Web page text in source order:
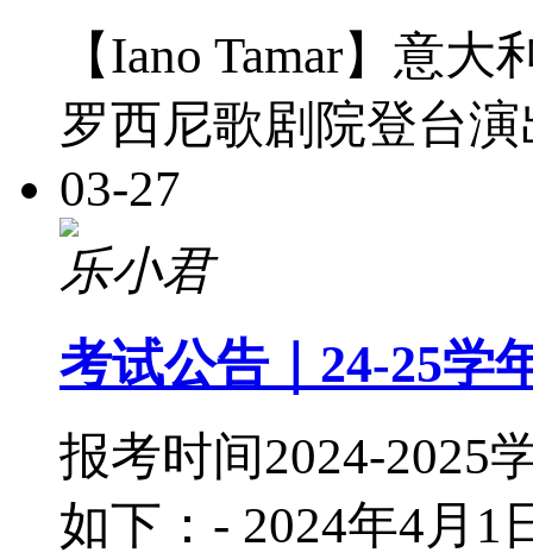
【Iano Tamar】意
罗西尼歌剧院登台
03-27
乐小君
考试公告｜24-25学
报考时间2024-2025
如下：- 2024年4月1